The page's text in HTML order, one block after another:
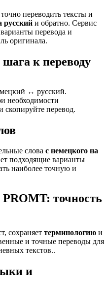
переводить тексты и
русский и обратно. Сервис
перевода и
оригинала.
к переводу
↔ русский.
необходимости
скопируйте перевод.
слова с немецкого на
подходящие варианты
наиболее точную и
точность
сохраняет терминологию и
и точные переводы для
текстов..
и